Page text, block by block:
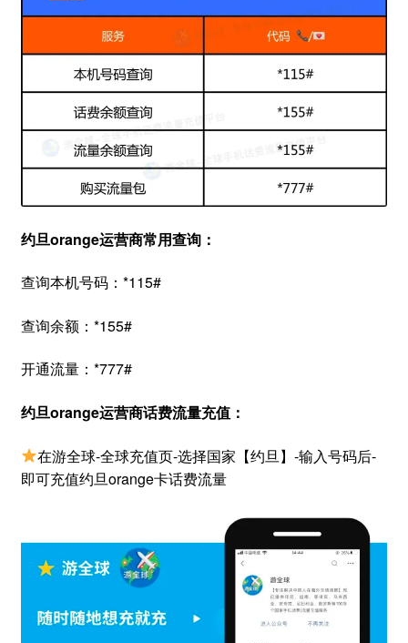
约旦orange运营商常用查询：
查询本机号码：*115#
查询余额：*155#
开通流量：*777#
约旦orange运营商话费流量充值：
在游全球-全球充值页-选择国家【约旦】-输入号码后-
即可充值约旦orange卡话费流量